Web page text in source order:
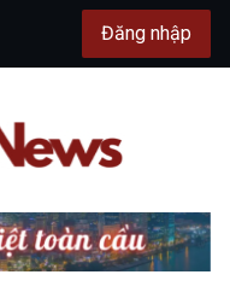
Đăng nhập